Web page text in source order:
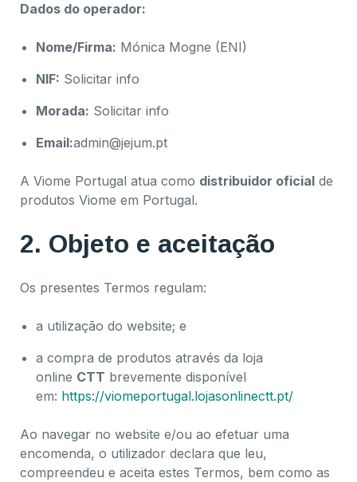
Dados do operador:
Nome/Firma: Mónica Mogne (ENI)
NIF: Solicitar info
Morada: Solicitar info
Email:admin@jejum.pt
A Viome Portugal atua como distribuidor oficial de
produtos Viome em Portugal.
2. Objeto e aceitação
Os presentes Termos regulam:
a utilização do website; e
a compra de produtos através da loja
online CTT brevemente disponível
em: https://viomeportugal.lojasonlinectt.pt/
Ao navegar no website e/ou ao efetuar uma
encomenda, o utilizador declara que leu,
compreendeu e aceita estes Termos, bem como as